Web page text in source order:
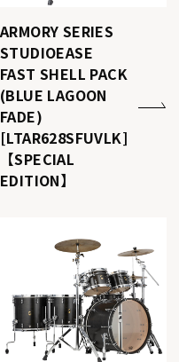
ARMORY SERIES
STUDIOEASE
FAST SHELL PACK
(BLUE LAGOON
FADE)
[LTAR628SFUVLK]
【SPECIAL
EDITION】